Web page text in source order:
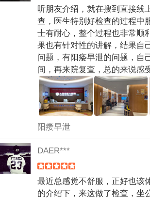
听朋友介绍，就在搜到直接线
查，医生特别好检查的过程中
士有耐心，整个过程也非常顺
果也有针对性的讲解，结果自
问题，有阳痿早泄的问题，自
间，再来院复查，总的来说感
阳痿早泄
DAER***
最近总感觉不舒服，正好也该
的介绍下，来这做了检查，坐